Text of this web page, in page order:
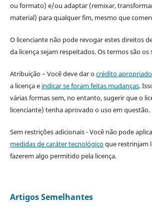
ou formato) e/ou adaptar (remixar,
material) para qualquer fim, mesmo que
O licenciante não pode revogar estes direitos
da licença sejam respeitados. Os termos são os
Atribuição – Você deve dar ocrédito apropriado
a licença e indicar se foram feitas mudanças.
várias formas sem, no entanto, sugerir que o
licenciante) tenha aprovado o uso em questão.
Sem restrições adicionais - Você não pode
medidas de caráter tecnológicoque restrinjam
fazerem algo permitido pela licença.
Artigos Semelhantes